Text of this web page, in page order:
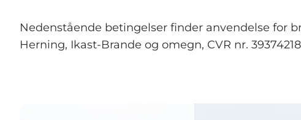
Sov godt
Book overnatning
Nedenstående betingelser finder anvendelse for
Herning, Ikast-Brande og omegn, CVR nr.